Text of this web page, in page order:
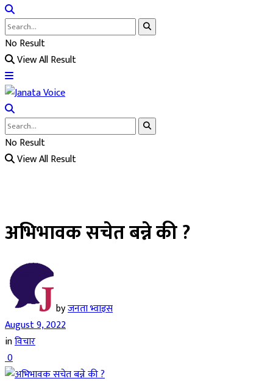
No Result
View All Result
No Result
View All Result
अभिभावक सचेत बन्ने की ?
byजनता भ्वाइस
August 9, 2022
inविचार
0